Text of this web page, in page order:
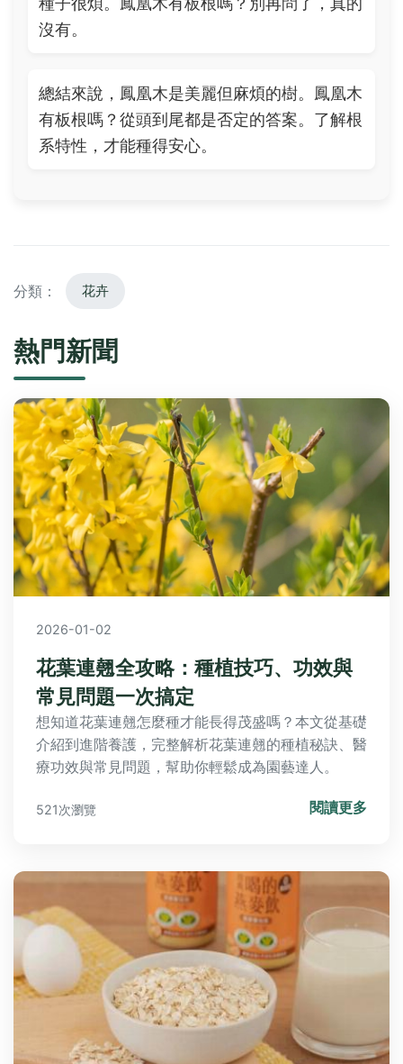
沒有。
總結來說，鳳凰木是美麗但麻煩的樹。鳳凰木
有板根嗎？從頭到尾都是否定的答案。了解根
系特性，才能種得安心。
分類： 花卉
熱門新聞
2026-01-02
花葉連翹全攻略：種植技巧、功效與
常見問題一次搞定
想知道花葉連翹怎麼種才能長得茂盛嗎？本文從基礎
介紹到進階養護，完整解析花葉連翹的種植秘訣、醫
療功效與常見問題，幫助你輕鬆成為園藝達人。
521次瀏覽 閱讀更多